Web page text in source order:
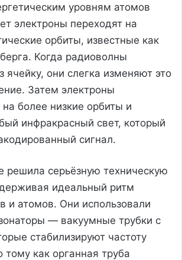
уровням атомов
электроны переходят на
орбиты, известные как
Когда радиоволны
ячейку, они слегка изменяют это
Затем электроны
более низкие орбиты и
инфракрасный свет, который
сигнал.
решила серьёзную техническую
идеальный ритм
и атомов. Они использовали
— вакуумные трубки с
стабилизируют частоту
тому как органная труба